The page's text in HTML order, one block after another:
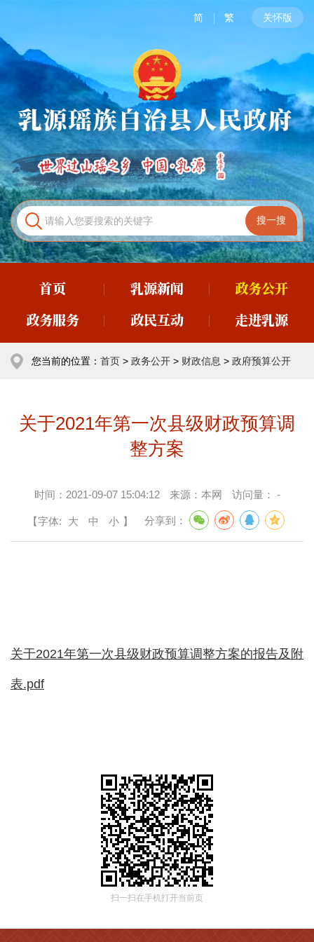
简 繁 关怀版
首页 乳源新闻
政务公开
政务服务
政民互动 走进乳源
您当前的位置： 首页 > 政务公开 > 财政信息 > 政府预算公开
关于2021年第一次县级财政预算调
整方案
时间： 2021-09-07 15:04:12 来源： 本网 访问量： -
【字体: 大 中 小 】 分享到：
关于2021年第一次县级财政预算调整方案的报告及附
表.pdf
扫一扫在手机打开当前页